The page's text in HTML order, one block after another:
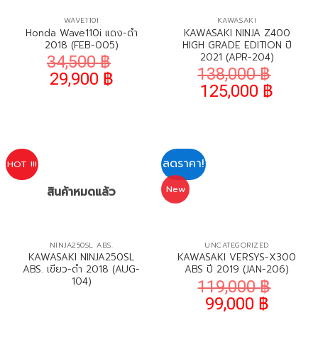
WAVE110I
Honda Wave110i แดง-ดำ
2018 (FEB-005)
34,500฿
29,900 ฿
KAWASAKI
KAWASAKI NINJA Z400
HIGH GRADE EDITION ปี
2021 (APR-204)
138,000฿
125,000 ฿
HOT !!!
สินค้าหมดแล้ว
NINJA250SL ABS.
KAWASAKI NINJA250SL
ABS. เขียว-ดำ 2018 (AUG-
104)
ลดราคา!
New
UNCATEGORIZED
KAWASAKI VERSYS-X300
ABS ปี 2019 (JAN-206)
119,000฿
99,000 ฿